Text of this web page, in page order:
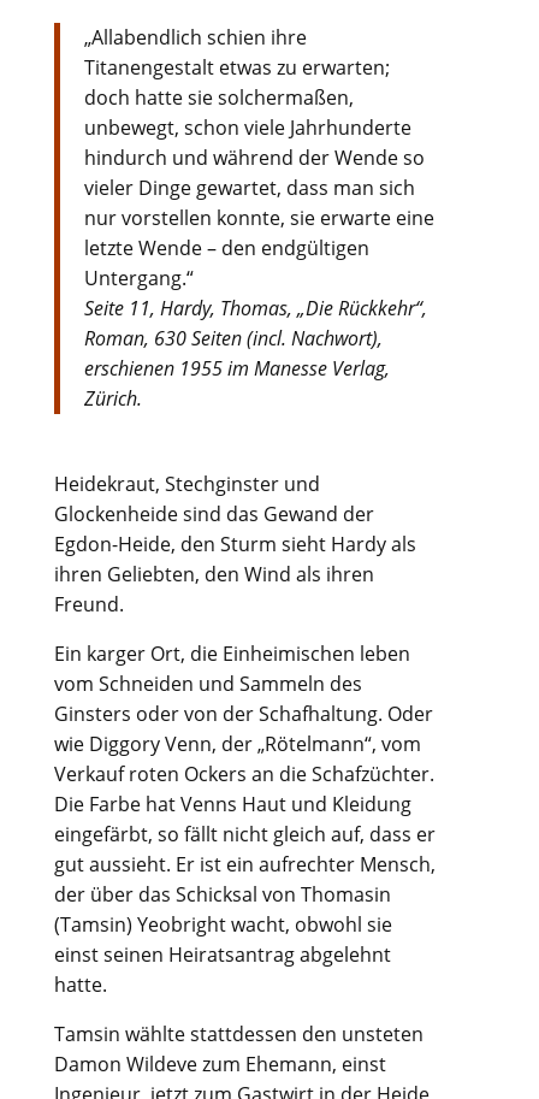
„Allabendlich schien ihre
Titanengestalt etwas zu erwarten;
doch hatte sie solchermaßen,
unbewegt, schon viele Jahrhunderte
hindurch und während der Wende so
vieler Dinge gewartet, dass man sich
nur vorstellen konnte, sie erwarte eine
letzte Wende – den endgültigen
Untergang.“
Seite 11, Hardy, Thomas, „Die Rückkehr“,
Roman, 630 Seiten (incl. Nachwort),
erschienen 1955 im Manesse Verlag,
Zürich.
Heidekraut, Stechginster und
Glockenheide sind das Gewand der
Egdon-Heide, den Sturm sieht Hardy als
ihren Geliebten, den Wind als ihren
Freund.
Ein karger Ort, die Einheimischen leben
vom Schneiden und Sammeln des
Ginsters oder von der Schafhaltung. Oder
wie Diggory Venn, der „Rötelmann“, vom
Verkauf roten Ockers an die Schafzüchter.
Die Farbe hat Venns Haut und Kleidung
eingefärbt, so fällt nicht gleich auf, dass er
gut aussieht. Er ist ein aufrechter Mensch,
der über das Schicksal von Thomasin
(Tamsin) Yeobright wacht, obwohl sie
einst seinen Heiratsantrag abgelehnt
hatte.
Tamsin wählte stattdessen den unsteten
Damon Wildeve zum Ehemann, einst